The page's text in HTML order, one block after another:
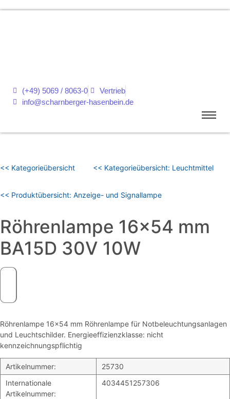
(+49) 5069 / 8063-0
Vertrieb
info@scharnberger-hasenbein.de
<< Kategorieübersicht << Kategorieübersicht: Leuchtmittel
<< Produktübersicht: Anzeige- und Signallampe
Röhrenlampe 16×54 mm
BA15D 30V 10W
Röhrenlampe 16×54 mm Röhrenlampe für Notbeleuchtungsanlagen
und Leuchtschilder. Energieeffizienzklasse: nicht
kennzeichnungspflichtig
Artikelnummer:
25730
Internationale
Artikelnummer:
4034451257306